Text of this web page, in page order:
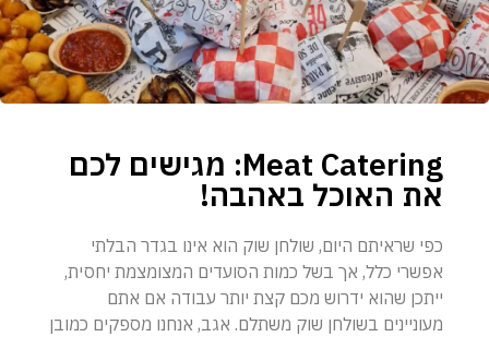
Meat Catering: מגישים לכם
את האוכל באהבה!
כפי שראיתם היום, שולחן שוק הוא אינו בגדר הבלתי
אפשרי כלל, אך בשל כמות הסועדים המצומצמת יחסית,
ייתכן שהוא ידרוש מכם קצת יותר עבודה אם אתם
מעוניינים בשולחן שוק משתלם. אגב, אנחנו מספקים כמובן